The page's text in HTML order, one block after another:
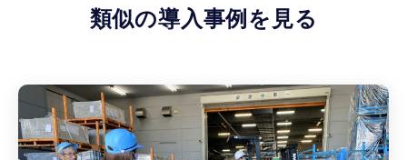
類似の導入事例を見る